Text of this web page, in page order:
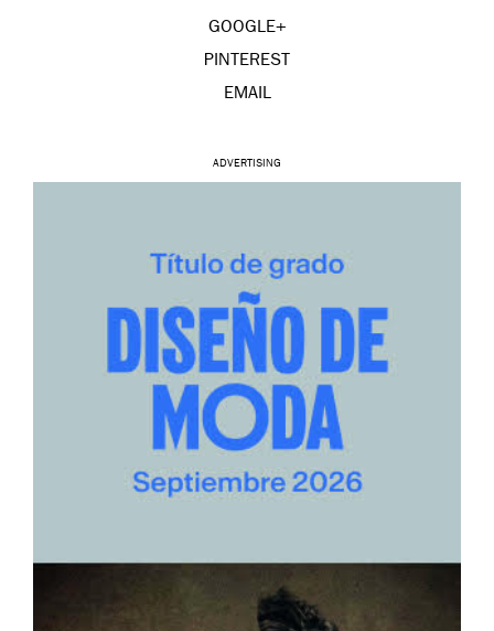
GOOGLE+
PINTEREST
EMAIL
ADVERTISING